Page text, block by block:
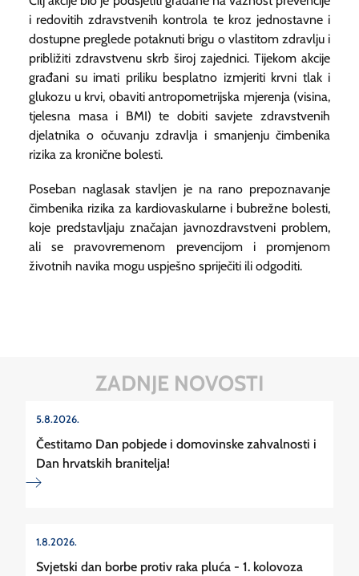
i redovitih zdravstvenih kontrola te kroz jednostavne i
dostupne preglede potaknuti brigu o vlastitom zdravlju i
približiti zdravstvenu skrb široj zajednici. Tijekom akcije
građani su imati priliku besplatno izmjeriti krvni tlak i
glukozu u krvi, obaviti antropometrijska mjerenja (visina,
tjelesna masa i BMI) te dobiti savjete zdravstvenih
djelatnika o očuvanju zdravlja i smanjenju čimbenika
rizika za kronične bolesti.
Poseban naglasak stavljen je na rano prepoznavanje
čimbenika rizika za kardiovaskularne i bubrežne bolesti,
koje predstavljaju značajan javnozdravstveni problem,
ali se pravovremenom prevencijom i promjenom
životnih navika mogu uspješno spriječiti ili odgoditi.
ZADNJE NOVOSTI
5.8.2026.
Čestitamo Dan pobjede i domovinske zahvalnosti i
Dan hrvatskih branitelja!
1.8.2026.
Svjetski dan borbe protiv raka pluća - 1. kolovoza